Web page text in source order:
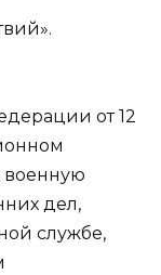
от 12
дел,
службе,